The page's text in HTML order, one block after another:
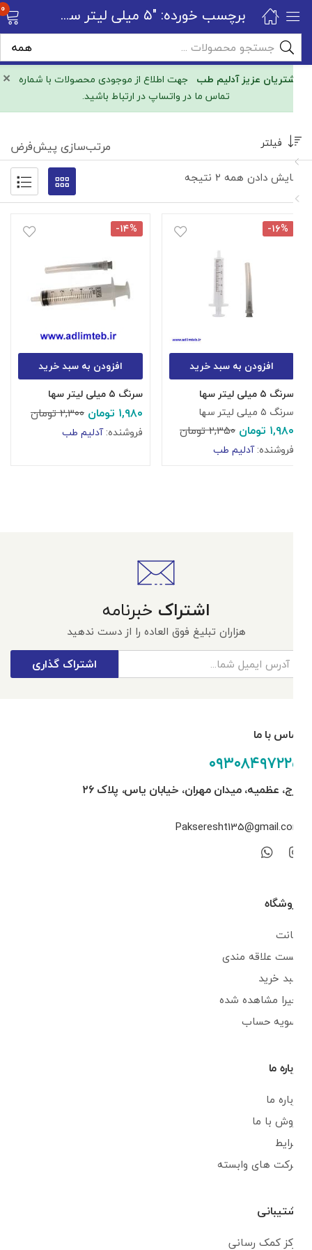
× مشتریان عزیز آدلیم طبجهت اطلاع از موجودی محصولات با شماره
تماس ما در واتساپ در ارتباط باشید.
برچسب خورده: "۵ میلی لیتر سها" 0
نمایش دادن همه ۲ نتیجه
فیلتر مرتب‌سازی پیش‌فرض
افزودن به سبد خرید
-۱۶%
سرنگ ۵ میلی لیتر سها
سرنگ ۵ میلی لیتر سها
۱,۹۸۰ تومان۲,۳۵۰تومان
فروشنده:آدلیم طب
افزودن به سبد خرید
-۱۴%
سرنگ ۵ میلی لیتر سها
۱,۹۸۰ تومان۲,۳۰۰تومان
فروشنده:آدلیم طب
اشتراکخبرنامه
هزاران تبلیغ فوق العاده را از دست ندهید
اشتراک گذاری
تماس با ما
۰۹۳۰۸۴۹۷۲۲۵
کرج، عظمیه، میدان مهران، خیابان یاس، پلاک ۲۶
Pakseresht135@gmail.com
فروشگاه
اکانت
لیست علاقه مندی
سبد خرید
اخیرا مشاهده شده
تسویه حساب
درباره ما
درباره ما
فروش با ما
شرایط
شرکت های وابسته
پشتیبانی
مرکز کمک رسانی